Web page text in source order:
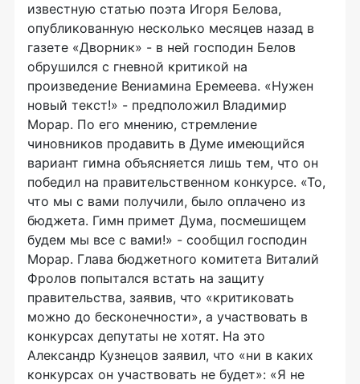
известную статью поэта Игоря Белова,
опубликованную несколько месяцев назад в
газете «Дворник» - в ней господин Белов
обрушился с гневной критикой на
произведение Вениамина Еремеева. «Нужен
новый текст!» - предположил Владимир
Морар. По его мнению, стремление
чиновников продавить в Думе имеющийся
вариант гимна объясняется лишь тем, что он
победил на правительственном конкурсе. «То,
что мы с вами получили, было оплачено из
бюджета. Гимн примет Дума, посмешищем
будем мы все с вами!» - сообщил господин
Морар. Глава бюджетного комитета Виталий
Фролов попытался встать на защиту
правительства, заявив, что «критиковать
можно до бесконечности», а участвовать в
конкурсах депутаты не хотят. На это
Александр Кузнецов заявил, что «ни в каких
конкурсах он участвовать не будет»: «Я не